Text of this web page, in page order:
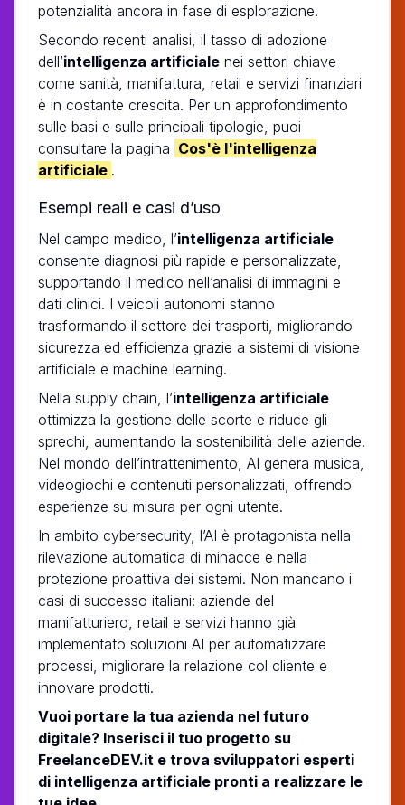
potenzialità ancora in fase di esplorazione.
Secondo recenti analisi, il tasso di adozione
dell’intelligenza artificiale nei settori chiave
come sanità, manifattura, retail e servizi finanziari
è in costante crescita. Per un approfondimento
sulle basi e sulle principali tipologie, puoi
consultare la pagina Cos'è l'intelligenza
artificiale .
Esempi reali e casi d’uso
Nel campo medico, l’intelligenza artificiale
consente diagnosi più rapide e personalizzate,
supportando il medico nell’analisi di immagini e
dati clinici. I veicoli autonomi stanno
trasformando il settore dei trasporti, migliorando
sicurezza ed efficienza grazie a sistemi di visione
artificiale e machine learning.
Nella supply chain, l’intelligenza artificiale
ottimizza la gestione delle scorte e riduce gli
sprechi, aumentando la sostenibilità delle aziende.
Nel mondo dell’intrattenimento, AI genera musica,
videogiochi e contenuti personalizzati, offrendo
esperienze su misura per ogni utente.
In ambito cybersecurity, l’AI è protagonista nella
rilevazione automatica di minacce e nella
protezione proattiva dei sistemi. Non mancano i
casi di successo italiani: aziende del
manifatturiero, retail e servizi hanno già
implementato soluzioni AI per automatizzare
processi, migliorare la relazione col cliente e
innovare prodotti.
Vuoi portare la tua azienda nel futuro
digitale? Inserisci il tuo progetto su
FreelanceDEV.it e trova sviluppatori esperti
di intelligenza artificiale pronti a realizzare le